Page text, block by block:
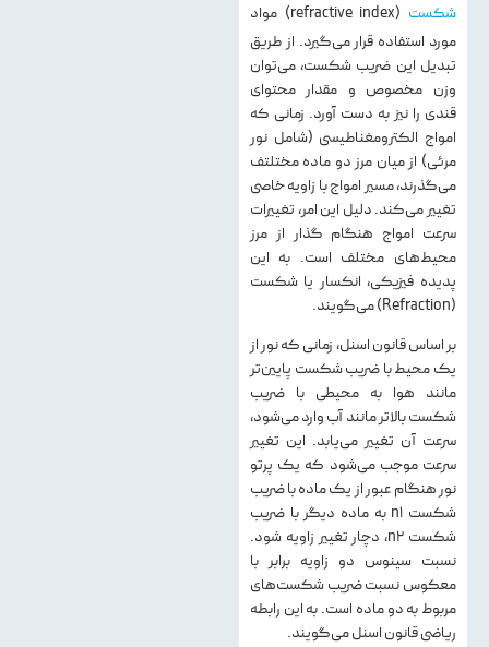
شکست
(refractive index) مواد
مورد استفاده قرار می‌گیرد. از طریق
تبدیل این ضریب شکست، می‌توان
وزن مخصوص و مقدار محتوای
قندی را نیز به دست آورد. زمانی که
امواج الکترومغناطیسی (شامل نور
مرئی) از میان مرز دو ماده مختلتف
می‌گذرند، مسیر امواج با زاویه خاصی
تغییر می‌کند. دلیل این امر، تغییرات
سرعت امواج هنگام گذار از مرز
محیط‌های مختلف است. به این
پدیده فیزیکی، انکسار یا شکست
(Refraction) می‌گویند.
بر اساس قانون اسنل، زمانی که نور از
یک محیط با ضریب شکست پایین‌تر
مانند هوا به محیطی با ضریب
شکست بالاتر مانند آب وارد می‌شود،
سرعت آن تغییر می‌یابد. این تغییر
سرعت موجب می‌شود که یک پرتو
نور هنگام عبور از یک ماده با ضریب
شکست n1 به ماده دیگر با ضریب
شکست n2، دچار تغییر زاویه شود.
نسبت سینوس دو زاویه برابر با
معکوس نسبت ضریب شکست‌های
مربوط به دو ماده است. به این رابطه
ریاضی قانون اسنل می‌گویند.